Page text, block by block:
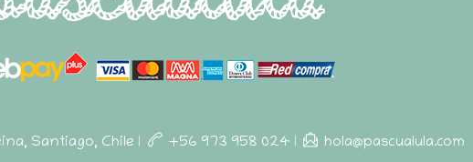
Santiago, Chile | +56 973 958 024 | hola@pascualula.com